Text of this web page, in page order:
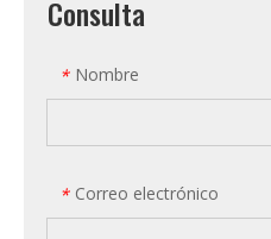
Consulta
* Nombre
* Correo electrónico